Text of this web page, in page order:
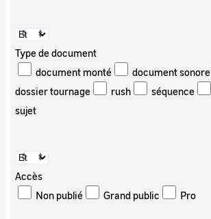
Type de document
document monté
document sonore
dossier tournage
rush
séquence
sujet
Accès
Non publié
Grand public Pro